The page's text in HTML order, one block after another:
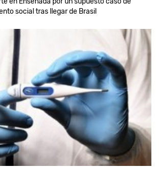
social tras llegar de Brasil